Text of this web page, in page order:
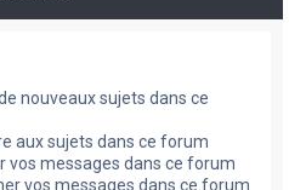
nouveaux sujets dans ce
aux sujets dans ce forum
vos messages dans ce forum
vos messages dans ce forum